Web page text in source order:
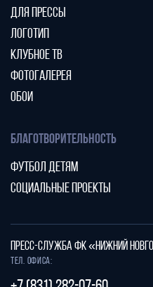
ДЛЯ ПРЕССЫ
ЛОГОТИП
КЛУБНОЕ ТВ
ФОТОГАЛЕРЕЯ
ОБОИ
БЛАГОТВОРИТЕЛЬНОСТЬ
ФУТБОЛ ДЕТЯМ
СОЦИАЛЬНЫЕ ПРОЕКТЫ
ПРЕСС-СЛУЖБА ФК «НИЖНИЙ
Тел. офиса: